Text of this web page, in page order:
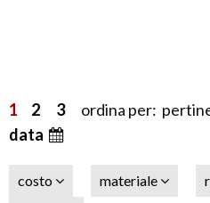
1 2 3ordina per:
data
costo materiale